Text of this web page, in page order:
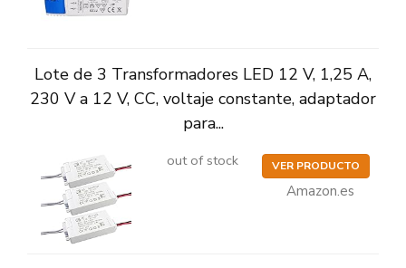
Lote de 3 Transformadores LED 12 V, 1,25 A,
230 V a 12 V, CC, voltaje constante, adaptador
para...
out of stock VER PRODUCTO
Amazon.es